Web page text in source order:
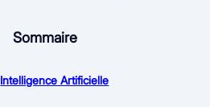
Sommaire
Intelligence Artificielle